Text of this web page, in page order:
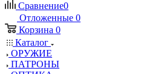
Сравнение0
Отложенные 0
Корзина 0
Каталог
ОРУЖИЕ
ПАТРОНЫ